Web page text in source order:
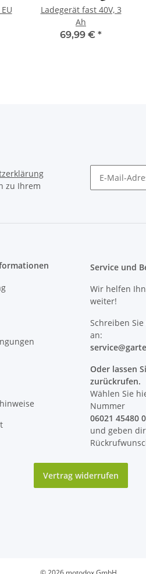
Ladegerät fast 40V, 3
Ah
69,99 € *
zu Ihrem
Service und
Wir helfen
weiter!
Schreiben
an:
service@
Oder lassen
zurückrufen.
Wählen Sie
Nummer
06021 45480 0
und geben
Vertrag widerrufen